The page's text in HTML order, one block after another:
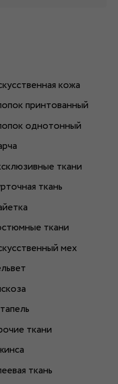
кожа
принтованный
однотонный
ткани
ткань
ткани
мех
ткани
ткань